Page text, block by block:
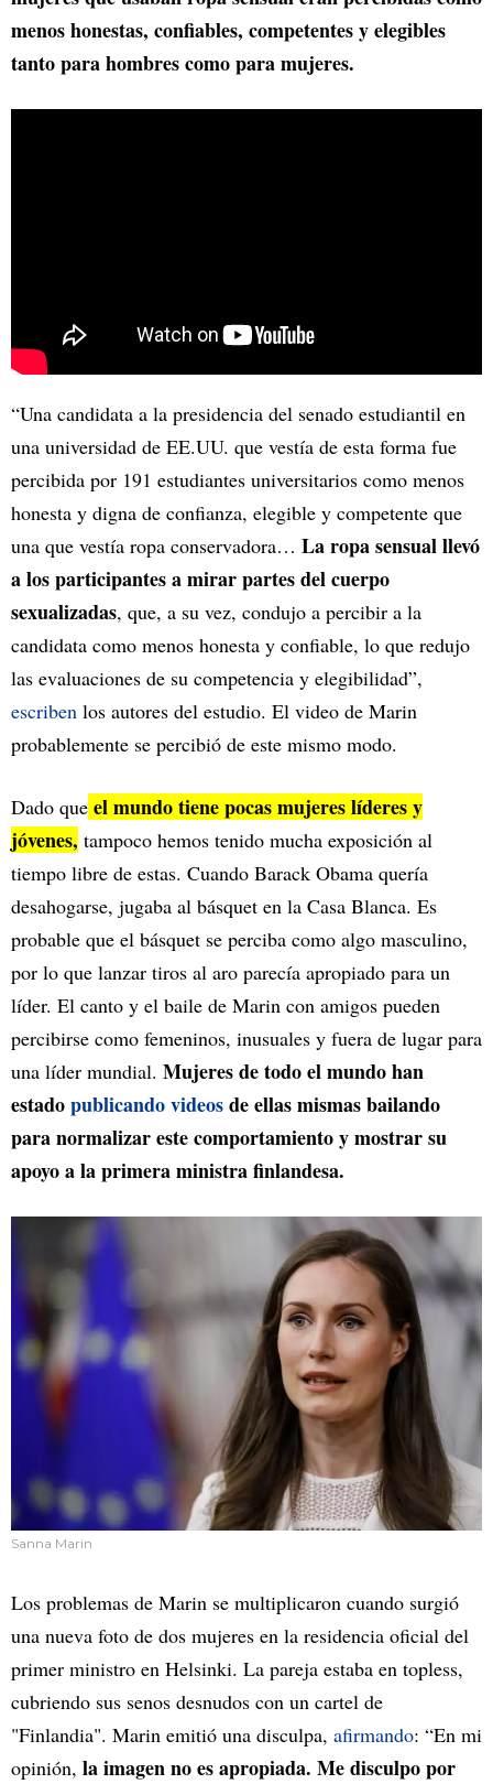
menos honestas, confiables, competentes y elegibles
tanto para hombres como para mujeres.
“Una candidata a la presidencia del senado estudiantil en
una universidad de EE.UU. que vestía de esta forma fue
percibida por 191 estudiantes universitarios como menos
honesta y digna de confianza, elegible y competente que
una que vestía ropa conservadora… La ropa sensual llevó
a los participantes a mirar partes del cuerpo
sexualizadas, que, a su vez, condujo a percibir a la
candidata como menos honesta y confiable, lo que redujo
las evaluaciones de su competencia y elegibilidad”,
escriben los autores del estudio. El video de Marin
probablemente se percibió de este mismo modo.
Dado que el mundo tiene pocas mujeres líderes y
jóvenes, tampoco hemos tenido mucha exposición al
tiempo libre de estas. Cuando Barack Obama quería
desahogarse, jugaba al básquet en la Casa Blanca. Es
probable que el básquet se perciba como algo masculino,
por lo que lanzar tiros al aro parecía apropiado para un
líder. El canto y el baile de Marin con amigos pueden
percibirse como femeninos, inusuales y fuera de lugar para
una líder mundial. Mujeres de todo el mundo han
estadopublicando videosde ellas mismas bailando
para normalizar este comportamiento y mostrar su
apoyo a la primera ministra finlandesa.
Sanna Marin
Los problemas de Marin se multiplicaron cuando surgió
una nueva foto de dos mujeres en la residencia oficial del
primer ministro en Helsinki. La pareja estaba en topless,
cubriendo sus senos desnudos con un cartel de
"Finlandia". Marin emitió una disculpa, afirmando: “En mi
opinión, la imagen no es apropiada. Me disculpo por